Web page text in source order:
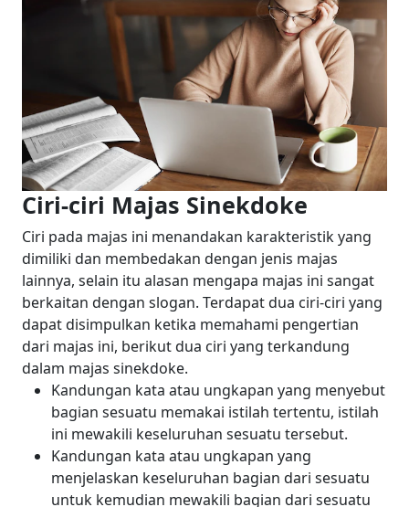
Ciri-ciri Majas Sinekdoke
Ciri pada majas ini menandakan karakteristik yang
dimiliki dan membedakan dengan jenis majas
lainnya, selain itu alasan mengapa majas ini sangat
berkaitan dengan slogan. Terdapat dua ciri-ciri yang
dapat disimpulkan ketika memahami pengertian
dari majas ini, berikut dua ciri yang terkandung
dalam majas sinekdoke.
Kandungan kata atau ungkapan yang menyebut
bagian sesuatu memakai istilah tertentu, istilah
ini mewakili keseluruhan sesuatu tersebut.
Kandungan kata atau ungkapan yang
menjelaskan keseluruhan bagian dari sesuatu
untuk kemudian mewakili bagian dari sesuatu